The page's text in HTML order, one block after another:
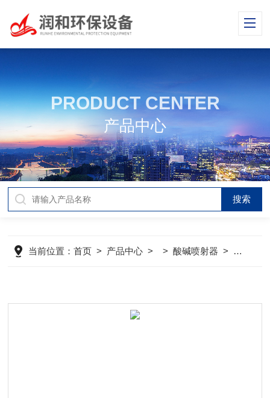
PRODUCT CENTER
产品中心
当前位置：首页 > 产品中心 > >酸碱喷射器 > 脱硫再